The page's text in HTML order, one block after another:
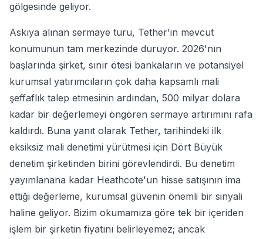
gölgesinde geliyor.
Askıya alınan sermaye turu, Tether'in mevcut
konumunun tam merkezinde duruyor. 2026'nın
başlarında şirket, sınır ötesi bankaların ve potansiyel
kurumsal yatırımcıların çok daha kapsamlı mali
şeffaflık talep etmesinin ardından, 500 milyar dolara
kadar bir değerlemeyi öngören sermaye artırımını rafa
kaldırdı. Buna yanıt olarak Tether, tarihindeki ilk
eksiksiz mali denetimi yürütmesi için Dört Büyük
denetim şirketinden birini görevlendirdi. Bu denetim
yayımlanana kadar Heathcote'un hisse satışının ima
ettiği değerleme, kurumsal güvenin önemli bir sinyali
haline geliyor. Bizim okumamıza göre tek bir içeriden
işlem bir şirketin fiyatını belirleyemez; ancak